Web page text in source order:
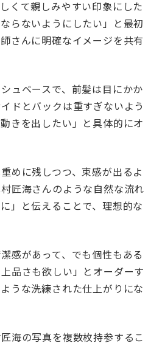
くて親しみやすい印象にした
らないようにしたい」と最初
さんに明確なイメージを共有
シュベースで、前髪は目にかか
ドとバックは重すぎないよう
きを出したい」と具体的にオ
重めに残しつつ、束感が出るよ
匠海さんのような自然な流れ
」と伝えることで、理想的な
潔感があって、でも個性もある
品さも欲しい」とオーダーす
うな洗練された仕上がりにな
海の写真を複数枚持参するこ